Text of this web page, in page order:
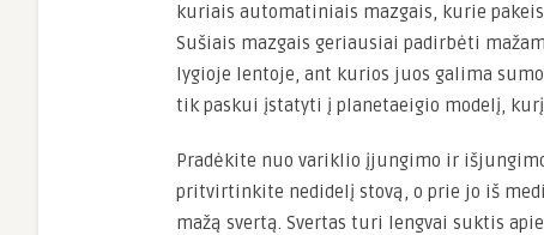
kuriais automatiniais mazgais, kurie
Sušiais mazgais geriausiai padirbėti
lygioje lentoje, ant kurios juos galima
tik paskui įstatyti į planetaeigio modelį, kurį
Pradėkite nuo variklio įjungimo ir
pritvirtinkite nedidelį stovą, o prie jo iš
mažą svertą. Svertas turi lengvai suktis